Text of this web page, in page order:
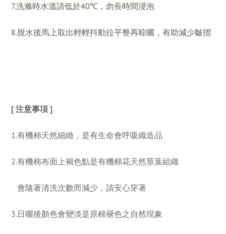
7.洗滌時水溫請低於40℃，勿長時間浸泡
8.脫水後馬上取出輕輕抖動拉平整再晾曬，有助減少皺摺
[ 注意事項 ]
1.有機棉天然細緻，是有生命會呼吸織造品
2.有機棉布面上褐色點是有機棉花天然莖葉組織
會隨著清洗次數而減少，請安心穿著
3.日曬後顏色會變淡是原棉褪色之自然現象